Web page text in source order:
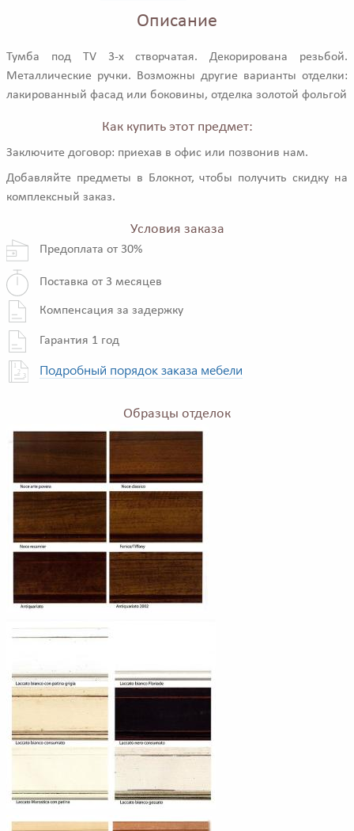
Описание
Тумба под TV 3-х створчатая. Декорирована резьбой.
Металлические ручки. Возможны другие варианты отделки:
лакированный фасад или боковины, отделка золотой фольгой
Как купить этот предмет:
Заключите договор: приехав в офис или позвонив нам.
Добавляйте предметы в Блокнот, чтобы получить скидку на
комплексный заказ.
Условия заказа
Предоплата от 30%
Поставка от 3 месяцев
Компенсация за задержку
Гарантия 1 год
Подробный порядок заказа мебели
Образцы отделок